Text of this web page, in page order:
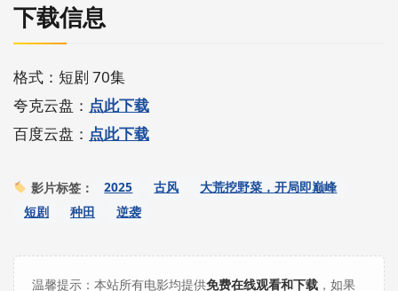
下载信息
格式：短剧 70集
夸克云盘： 点此下载
百度云盘： 点此下载
影片标签： 2025 古风
大荒挖野菜，开局即巅峰
短剧
种田 逆袭
温馨提示：本站所有电影均提供免费在线观看和下载 ，如果